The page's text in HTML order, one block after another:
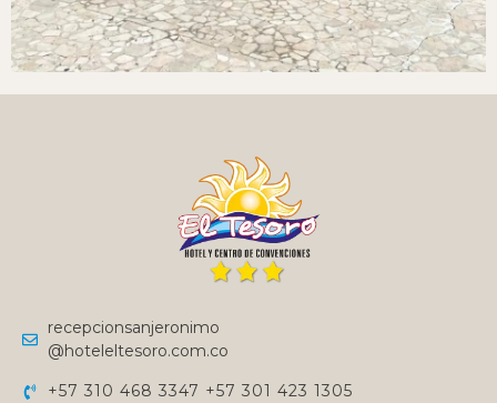
recepcionsanjeronimo
@hoteleltesoro.com.co
+57 310 468 3347 +57 301 423 1305